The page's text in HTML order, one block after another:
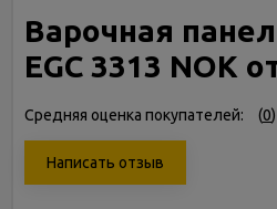
Варочная
EGC 3313 NOK
Средняя оценка покупателей: (0)
Написать отзыв